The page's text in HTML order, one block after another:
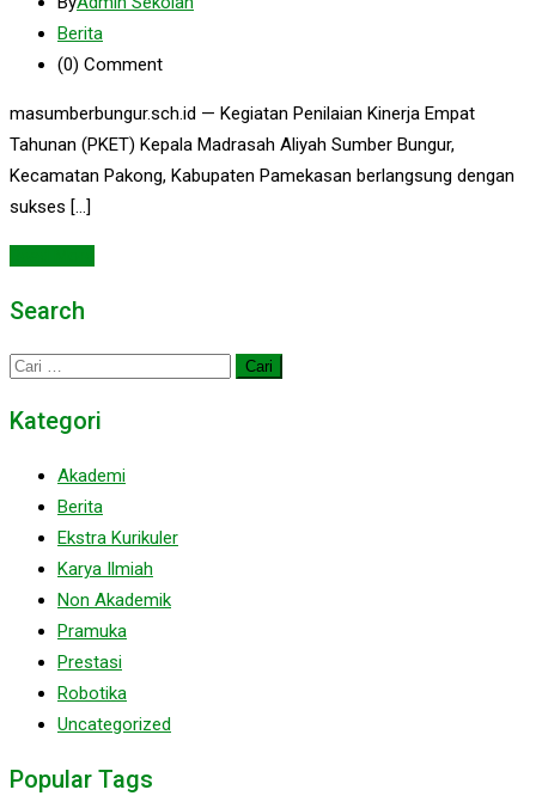
Berita
(0) Comment
masumberbungur.sch.id — Kegiatan Penilaian Kinerja Empat
Tahunan (PKET) Kepala Madrasah Aliyah Sumber Bungur,
Kecamatan Pakong, Kabupaten Pamekasan berlangsung dengan
sukses […]
Search
Cari
Kategori
Akademi
Berita
Ekstra Kurikuler
Karya Ilmiah
Non Akademik
Pramuka
Prestasi
Robotika
Uncategorized
Popular Tags